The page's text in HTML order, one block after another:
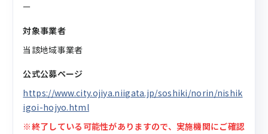
ー
対象事業者
当該地域事業者
公式公募ページ
https://www.city.ojiya.niigata.jp/soshiki/norin/nishik
igoi-hojyo.html
※終了している可能性がありますので、実施機関にご確認